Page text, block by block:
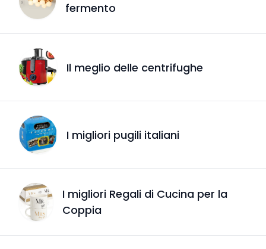
fermento
Il meglio delle centrifughe
I migliori pugili italiani
I migliori Regali di Cucina per la
Coppia